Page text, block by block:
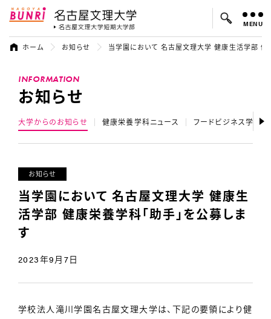
名古屋文理大学 名古屋文理大
よく検索されているキーワード：
MENU
ホーム お知らせ 当学園において 名古屋文理大学 健康生活学部 健
INFORMATION
お知らせ
大学からのお知らせ 健康栄養学科ニュース フードビジネス学科ニ
お知らせ
当学園において 名古屋文理大学 健康生
活学部 健康栄養学科「助手」を公募しま
す
2023年9月7日
学校法人滝川学園名古屋文理大学は、下記の要領により健